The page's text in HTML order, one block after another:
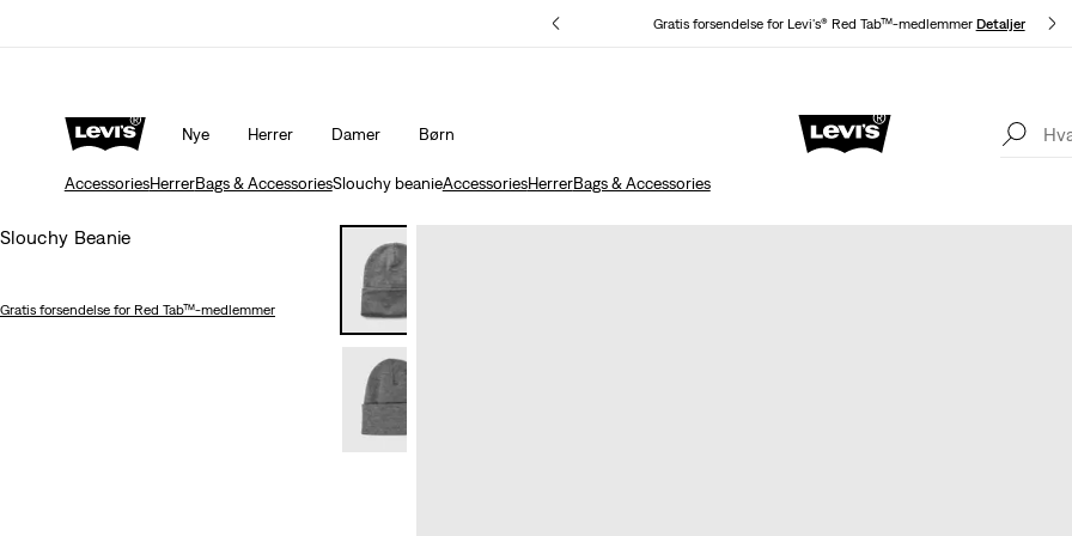
Gratis forsendelse for Levi's® Red Tab™-medlemmer Detaljer
Nye Herrer Damer Børn
KLARNA: KØB NU, BETAL SENERE!
AccessoriesHerrerBags & AccessoriesSlouchy beanieAccessoriesHerrerBags & Accessories
Slouchy Beanie
Gratis forsendelse for Red Tab™-medlemmer